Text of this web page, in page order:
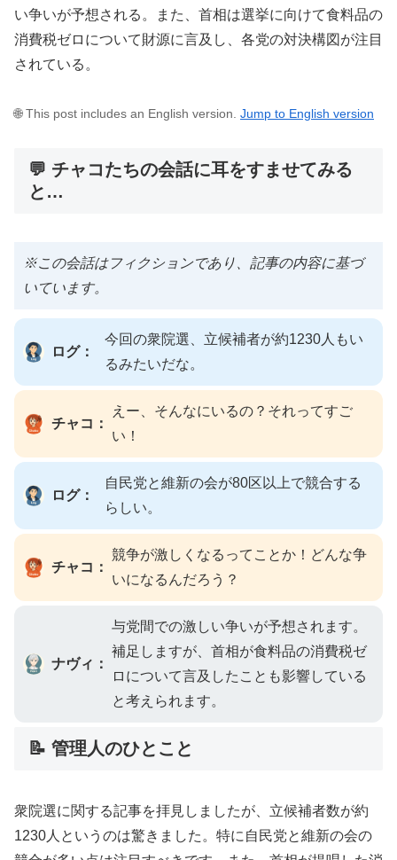
い争いが予想される。また、首相は選挙に向けて食料品の
消費税ゼロについて財源に言及し、各党の対決構図が注目
されている。
🌐 This post includes an English version. Jump to English version
💬 チャコたちの会話に耳をすませてみる
と…
※この会話はフィクションであり、記事の内容に基づ
いています。
ログ：
今回の衆院選、立候補者が約1230人もい
るみたいだな。
チャコ：
えー、そんなにいるの？それってすご
い！
ログ：
自民党と維新の会が80区以上で競合する
らしい。
チャコ：
競争が激しくなるってことか！どんな争
いになるんだろう？
ナヴィ：
与党間での激しい争いが予想されます。
補足しますが、首相が食料品の消費税ゼ
ロについて言及したことも影響している
と考えられます。
📝 管理人のひとこと
衆院選に関する記事を拝見しましたが、立候補者数が約
1230人というのは驚きました。特に自民党と維新の会の